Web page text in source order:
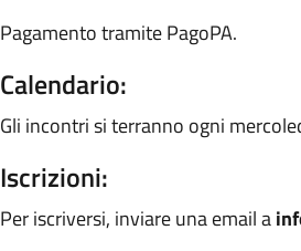
Pagamento tramite PagoPA.
Calendario:
Gli incontri si terranno ogni
Iscrizioni:
Per iscriversi, inviare una email a